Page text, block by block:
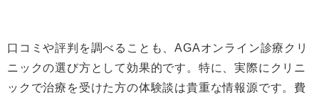
口コミや評判を調べることも、AGAオンライン診療クリ
ニックの選び方として効果的です。特に、実際にクリニ
ックで治療を受けた方の体験談は貴重な情報源です。費